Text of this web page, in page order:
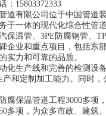
：15803372333
道有限公司位于中国管
于一体的现代化综合性管
保温管、3PE防腐钢管、
企业和重点项目，包括东
实力和可靠的品质。
化生产线和完善的检测设
和定制加工能力。同时
腐保温管道工程3000多
多项，为众多市政、建筑